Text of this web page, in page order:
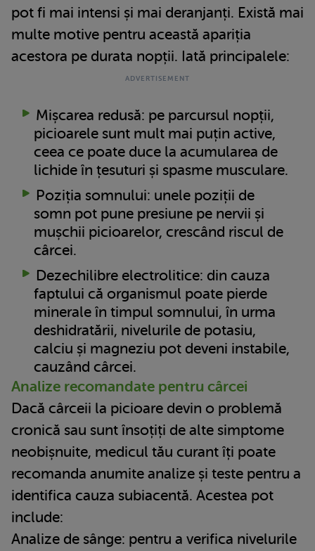
pot fi mai intensi și mai deranjanți. Există mai
multe motive pentru această apariția
acestora pe durata nopții. Iată principalele:
Mișcarea redusă: pe parcursul nopții,
picioarele sunt mult mai puțin active,
ceea ce poate duce la acumularea de
lichide în țesuturi și spasme musculare.
Poziția somnului: unele poziții de
somn pot pune presiune pe nervii și
mușchii picioarelor, crescând riscul de
cârcei.
Dezechilibre electrolitice: din cauza
faptului că organismul poate pierde
minerale în timpul somnului, în urma
deshidratării, nivelurile de potasiu,
calciu și magneziu pot deveni instabile,
cauzând cârcei.
Analize recomandate pentru cârcei
Dacă cârceii la picioare devin o problemă
cronică sau sunt însoțiți de alte simptome
neobișnuite, medicul tău curant îți poate
recomanda anumite analize și teste pentru a
identifica cauza subiacentă. Acestea pot
include:
Analize de sânge: pentru a verifica nivelurile